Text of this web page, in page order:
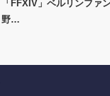
「FFXIV」ベルリンファ
野…